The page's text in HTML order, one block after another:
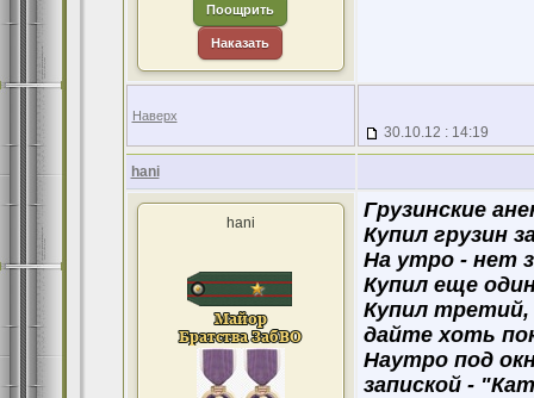
Поощрить
Наказать
Наверх
30.10.12 : 14:19
hani
hani
Грузинские
Купил грузин
На утро - нет
Купил еще
Купил третий,
дайте хоть
Наутро под
запиской -